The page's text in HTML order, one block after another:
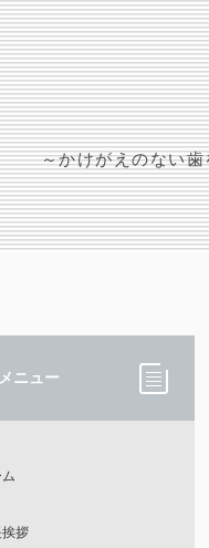
～かけがえのない
ニュー
挨拶